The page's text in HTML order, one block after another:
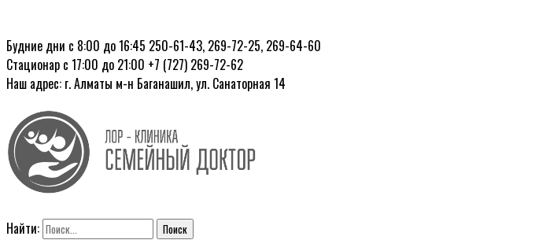
Будние дни с 8:00 до 16:45 250-61-43, 269-72-25, 269-64-60
Стационар с 17:00 до 21:00 +7 (727) 269-72-62
Наш адрес: г. Алматы м-н Баганашил, ул. Санаторная 14
Найти: